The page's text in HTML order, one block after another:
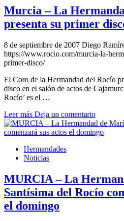
Murcia – La
presenta su primer
8 de septiembre de 2007 Diego
https://www.rocio.com/murcia-la-
primer-disco/
El Coro de la Hermandad del Rocío
disco en el salón de actos de
Rocío’ es el …
Leer más Deja un comentario
Hermandades
Noticias
MURCIA – La
Santísima del Rocío
el domingo